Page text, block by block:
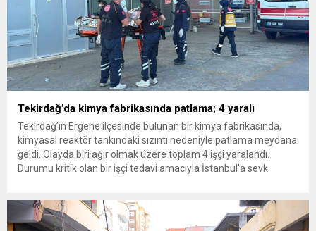
Tekirdağ’da kimya fabrikasında patlama; 4 yaralı
Tekirdağ’ın Ergene ilçesinde bulunan bir kimya fabrikasında,
kimyasal reaktör tankındaki sızıntı nedeniyle patlama meydana
geldi. Olayda biri ağır olmak üzere toplam 4 işçi yaralandı.
Durumu kritik olan bir işçi tedavi amacıyla İstanbul’a sevk
ilçesine...